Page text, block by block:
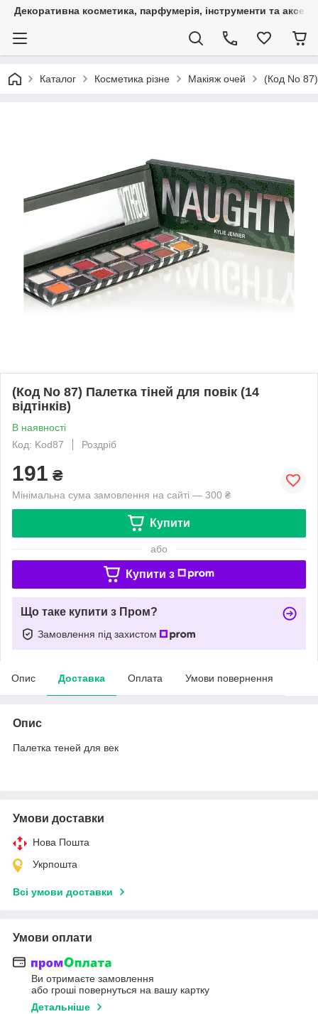
Декоративна косметика, парфумерія, інструменти та
Каталог Косметика різне Макіяж очей (Код No 87)
(Код No 87) Палетка тіней для повік (14
відтінків)
В наявності
Код: Kod87
Роздріб
191 ₴
Мінімальна сума замовлення на сайті — 300 ₴
Купити
або
Купити з
Що таке купити з Пром?
Замовлення під захистом
Опис Доставка Оплата Умови повернення
Опис
Палетка теней для век
Умови доставки
Нова Пошта
Укрпошта
Всі умови доставки
Умови оплати
Ви отримаєте замовлення
або гроші повернуться на вашу картку
Детальніше